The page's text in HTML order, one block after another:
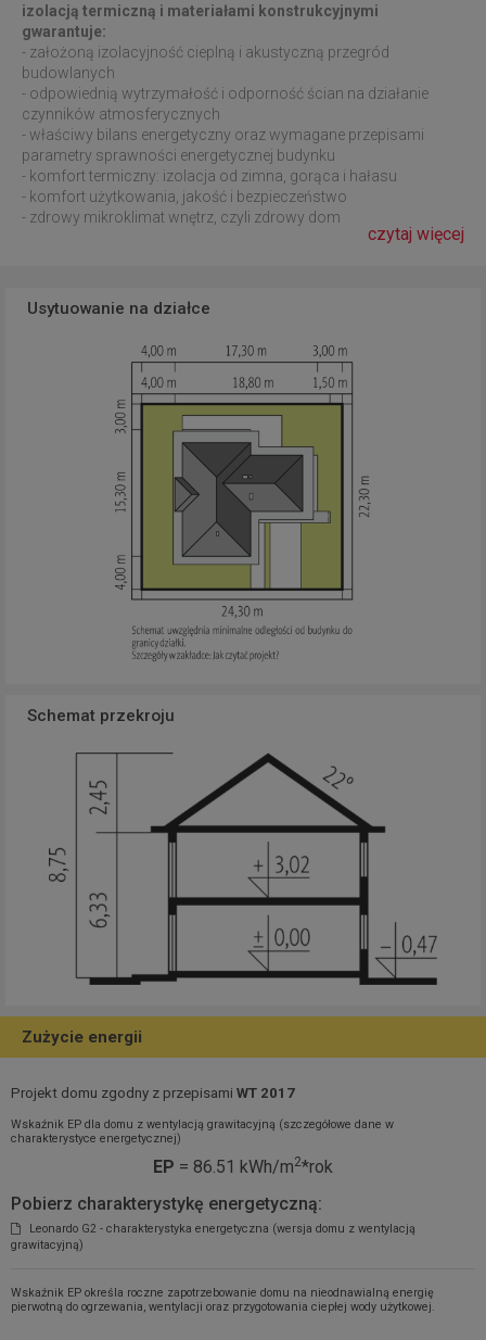
izolacją termiczną i materiałami konstrukcyjnymi
gwarantuje:
- założoną izolacyjność cieplną i akustyczną przegród
budowlanych
- odpowiednią wytrzymałość i odporność ścian na działanie
czynników atmosferycznych
- właściwy bilans energetyczny oraz wymagane przepisami
parametry sprawności energetycznej budynku
- komfort termiczny: izolacja od zimna, gorąca i hałasu
- komfort użytkowania, jakość i bezpieczeństwo
- zdrowy mikroklimat wnętrz, czyli zdrowy dom
czytaj więcej
Usytuowanie na działce
Schemat przekroju
Zużycie energii
Projekt domu zgodny z przepisami WT 2017
Wskaźnik EP dla domu z wentylacją grawitacyjną (szczegółowe dane w
charakterystyce energetycznej)
EP = 86.51 kWh/m2*rok
Pobierz charakterystykę energetyczną:
Leonardo G2 - charakterystyka energetyczna (wersja domu z wentylacją
grawitacyjną)
Wskaźnik EP określa roczne zapotrzebowanie domu na nieodnawialną energię
pierwotną do ogrzewania, wentylacji oraz przygotowania ciepłej wody użytkowej.